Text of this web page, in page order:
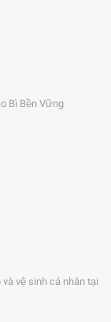
Bì Bền Vững
vệ sinh cá nhân tại